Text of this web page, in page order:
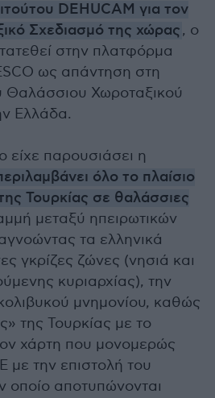
DEHUCAM για τον
Σχεδιασμό της χώρας, ο
στην πλατφόρμα
ως απάντηση στη
Θαλάσσιου Χωροταξικού
Ελλάδα.
είχε παρουσιάσει η
όλο το πλαίσιο
Τουρκίας σε θαλάσσιες
μεταξύ ηπειρωτικών
τα ελληνικά
γκρίζες ζώνες (νησιά και
κυριαρχίας), την
μνημονίου, καθώς
της Τουρκίας με το
χάρτη που μονομερώς
την επιστολή του
οποίο αποτυπώνονται